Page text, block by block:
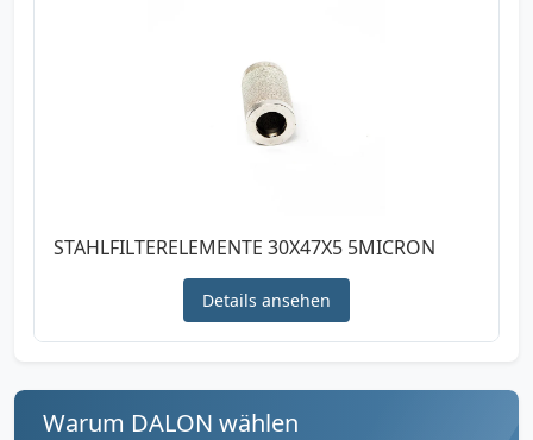
STAHLFILTERELEMENTE 30X47X5 5MICRON
Details ansehen
Warum DALON wählen